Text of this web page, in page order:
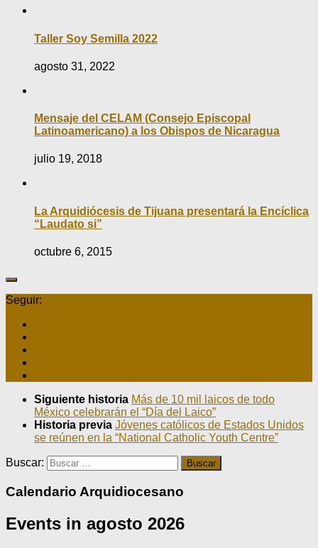
Taller Soy Semilla 2022
agosto 31, 2022
Mensaje del CELAM (Consejo Episcopal
Latinoamericano) a los Obispos de Nicaragua
julio 19, 2018
La Arquidiócesis de Tijuana presentará la Encíclica
“Laudato si”
octubre 6, 2015
Seguir:
Siguiente historia Más de 10 mil laicos de todo
México celebrarán el “Día del Laico”
Historia previa Jóvenes católicos de Estados Unidos
se reúnen en la “National Catholic Youth Centre”
Buscar:
Calendario Arquidiocesano
Events in agosto 2026